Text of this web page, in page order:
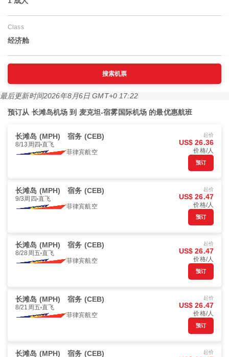
Class
经济舱
搜索机票
最后更新时间2026年8月6日 GMT+0 17:22
预订从 长滩岛机场 到 麦克坦-宿雾国际机场 的最优惠航班
长滩岛 (MPH) 宿务 (CEB)
8/13周四 直飞
菲律宾航空
起价
US$ 26.36
价格/人
预订
长滩岛 (MPH) 宿务 (CEB)
9/3周四 直飞
菲律宾航空
起价
US$ 26.47
价格/人
预订
长滩岛 (MPH) 宿务 (CEB)
8/28周五 直飞
菲律宾航空
起价
US$ 26.47
价格/人
预订
长滩岛 (MPH) 宿务 (CEB)
8/21周五 直飞
菲律宾航空
起价
US$ 26.47
价格/人
预订
长滩岛 (MPH) 宿务 (CEB) 起价